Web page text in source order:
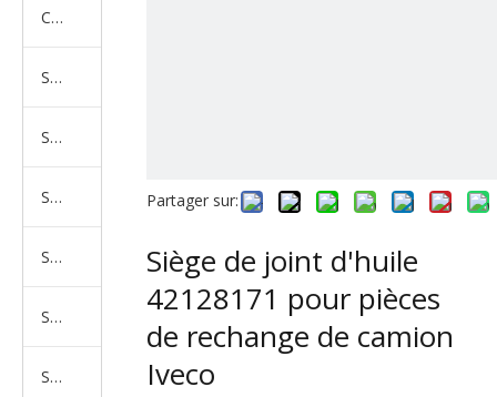
Camion Shacman Série
Série de camions SAIC-lveco Hongyan
Série de camions Foton Auman
Série de camions FAW Jiefang
Série de camions Dongfeng
Série de camions North Benz Beiben
Série de camions américains, européens et japonais
Partager sur:
Siège de joint d'huile
42128171 pour pièces
de rechange de camion
Iveco